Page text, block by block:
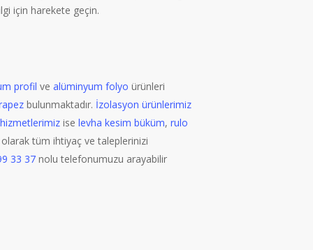
için harekete geçin.
profil ve alüminyum folyo ürünleri
bulunmaktadır. İzolasyon ürünlerimiz
hizmetlerimiz ise levha kesim büküm, rulo
tüm ihtiyaç ve taleplerinizi
33 37 nolu telefonumuzu arayabilir